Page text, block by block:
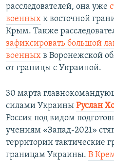
расследователей, она уже
военных к восточной
Крым. Также
зафиксировать большой
военных в Воронежской
от границы с Украиной.
30 марта
силами Украины Руслан
Россия под видом
учениям «Запад-2021»
территории тактические
границам Украины. В